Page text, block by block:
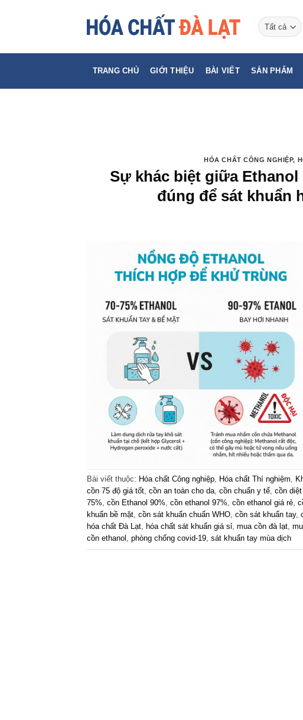
TRANG CHỦ GIỚI THIỆU BÀI VIẾT SẢN PHẨM
HÓA CHẤT CÔNG NGHIỆP,
Sự khác biệt giữa Ethanol
đúng để sát khuẩn
Bài viết thuộc: Hóa chất Công nghiệp, Hóa chất Thí nghiệm,
cồn 75 độ giá tốt, cồn an toàn cho da, cồn chuẩn y tế, cồn
75%, cồn Ethanol 90%, cồn ethanol 97%, cồn ethanol giá rẻ,
khuẩn bề mặt, cồn sát khuẩn chuẩn WHO, cồn sát khuẩn tay,
hóa chất Đà Lạt, hóa chất sát khuẩn giá sỉ, mua cồn đà lạt,
cồn ethanol , phòng chống covid-19, sát khuẩn tay mùa dịch